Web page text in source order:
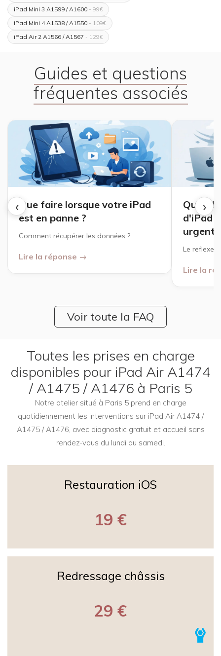
iPad Mini 3 A1599 / A1600 - 99€
iPad Mini 4 A1538 / A1550 - 109€
iPad Air 2 A1566 / A1567 - 129€
Guides et questions
fréquentes associés
‹ ›
Que faire lorsque votre iPad
est en panne ?
Comment récupérer les données ?
Lire la réponse →
Quand
d'iPad
Le reflexe
Lire la
Voir toute la FAQ
Toutes les prises en charge
disponibles pour iPad Air A1474
/ A1475 / A1476 à Paris 5
Notre atelier situé à Paris 5 prend en charge
quotidiennement les interventions sur iPad Air A1474 /
A1475 / A1476, avec diagnostic gratuit et accueil sans
rendez-vous du lundi au samedi.
Restauration iOS
19 €
Redressage châssis
29 €